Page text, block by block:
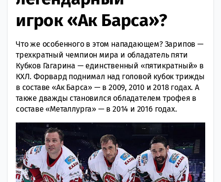
игрок «Ак Барса»?
Что же особенного в этом нападающем? Зарипов —
трехкратный чемпион мира и обладатель пяти
Кубков Гагарина — единственный «пятикратный» в
КХЛ. Форвард поднимал над головой кубок трижды
в составе «Ак Барса» — в 2009, 2010 и 2018 годах. А
также дважды становился обладателем трофея в
составе «Металлурга» — в 2014 и 2016 годах.